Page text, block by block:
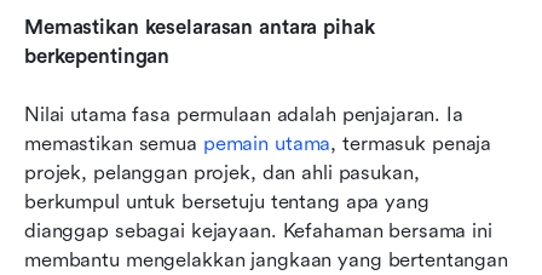
Memastikan keselarasan antara pihak
berkepentingan
Nilai utama fasa permulaan adalah penjajaran. Ia
memastikan semua pemain utama, termasuk penaja
projek, pelanggan projek, dan ahli pasukan,
berkumpul untuk bersetuju tentang apa yang
dianggap sebagai kejayaan. Kefahaman bersama ini
membantu mengelakkan jangkaan yang bertentangan